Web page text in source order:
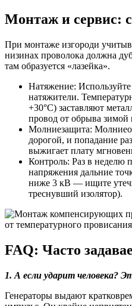
Монтаж и сервис:
При монтаже изгороди
низинах проволока должна
там образуется «лазейка».
Натяжение:
натяжители.
+30°C) заставляют
провод от обрыва зимой
Молниезащита:
дорогой, и попадание
выжигает плату
Контроль: Раз в неделю
напряжения дальние
ниже 3 кВ — ищите
треснувший изолятор).
FAQ: Часто
1. А если ударит человека?
Генераторы выдают